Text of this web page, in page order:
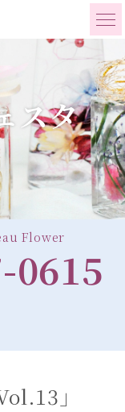
スタ
Flower
0615
」